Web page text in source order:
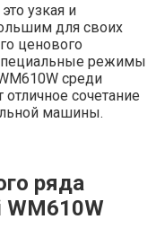
узкая и
для своих
ценового
режимы
среди
сочетание
машины.
ряда